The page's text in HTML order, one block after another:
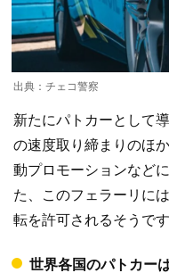
出典：チェコ警察
新たにパトカーとして
の速度取り締まりのほ
動プロモーションなど
た、このフェラーリに
転を許可されるそうです
世界各国のパトカー